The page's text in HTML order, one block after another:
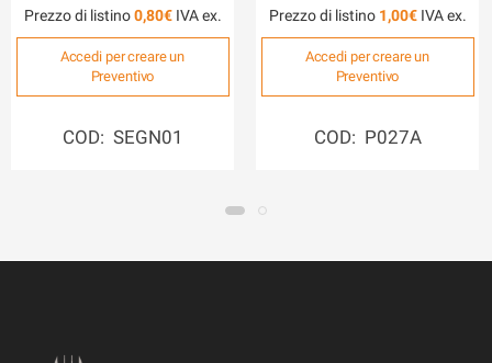
Prezzo di listino0,80€
Accedi per creare un
Preventivo
COD: SEGN01
Prezzo di listino 1,00€
Accedi per creare un
Preventivo
COD: P027A